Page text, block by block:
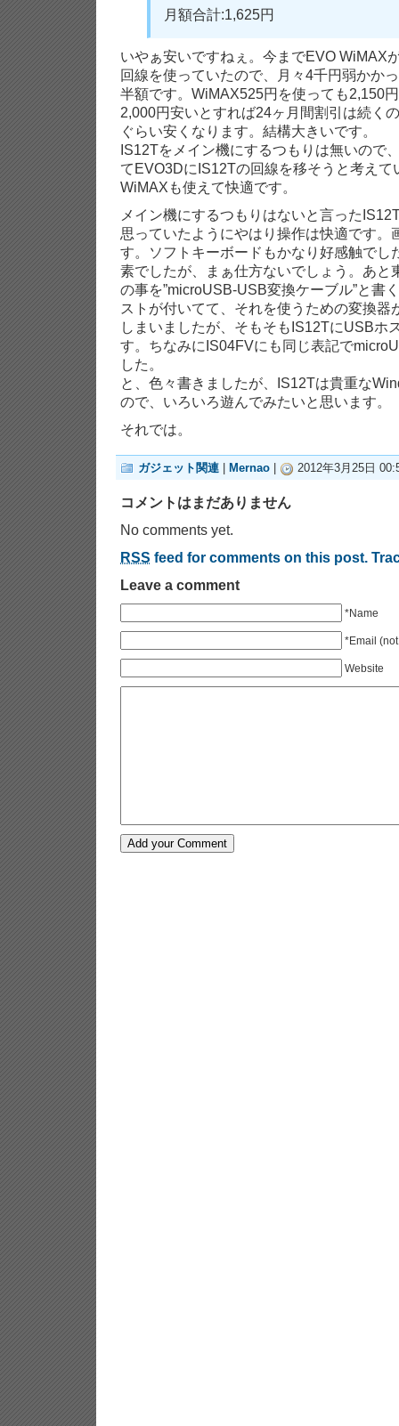
月額合計:1,625円
いやぁ安いですねぇ。今までEVO WiMAX
回線を使っていたので、月々4千円弱かか
半額です。WiMAX525円を使っても2,150
2,000円安いとすれば24ヶ月間割引は続く
ぐらい安くなります。結構大きいです。
IS12Tをメイン機にするつもりは無いので
てEVO3DにIS12Tの回線を移そうと考えて
WiMAXも使えて快適です。
メイン機にするつもりはないと言った
思っていたようにやはり操作は快適です。
す。ソフトキーボードもかなり好感触でし
素でしたが、まぁ仕方ないでしょう。あと
の事を”microUSB-USB変換ケーブル”と書
ストが付いてて、それを使うための変換器
しまいましたが、そもそもIS12TにUSBホ
す。ちなみにIS04FVにも同じ表記で
した。
と、色々書きましたが、IS12Tは貴重な
ので、いろいろ遊んでみたいと思います。
それでは。
ガジェット関連 Mernao 2012年3月25日
コメントはまだありません
No comments yet.
RSS feed for comments on this post.
Leave a comment
*Name
*Email
Website